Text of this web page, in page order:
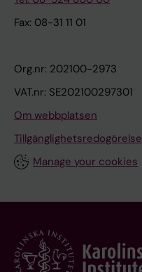
Fax: 08-31 11 01
Org.nr: 202100-2973
VAT.nr: SE202100297301
Om webbplatsen
Tillgänglighetsredogörelse
Manage your cookies